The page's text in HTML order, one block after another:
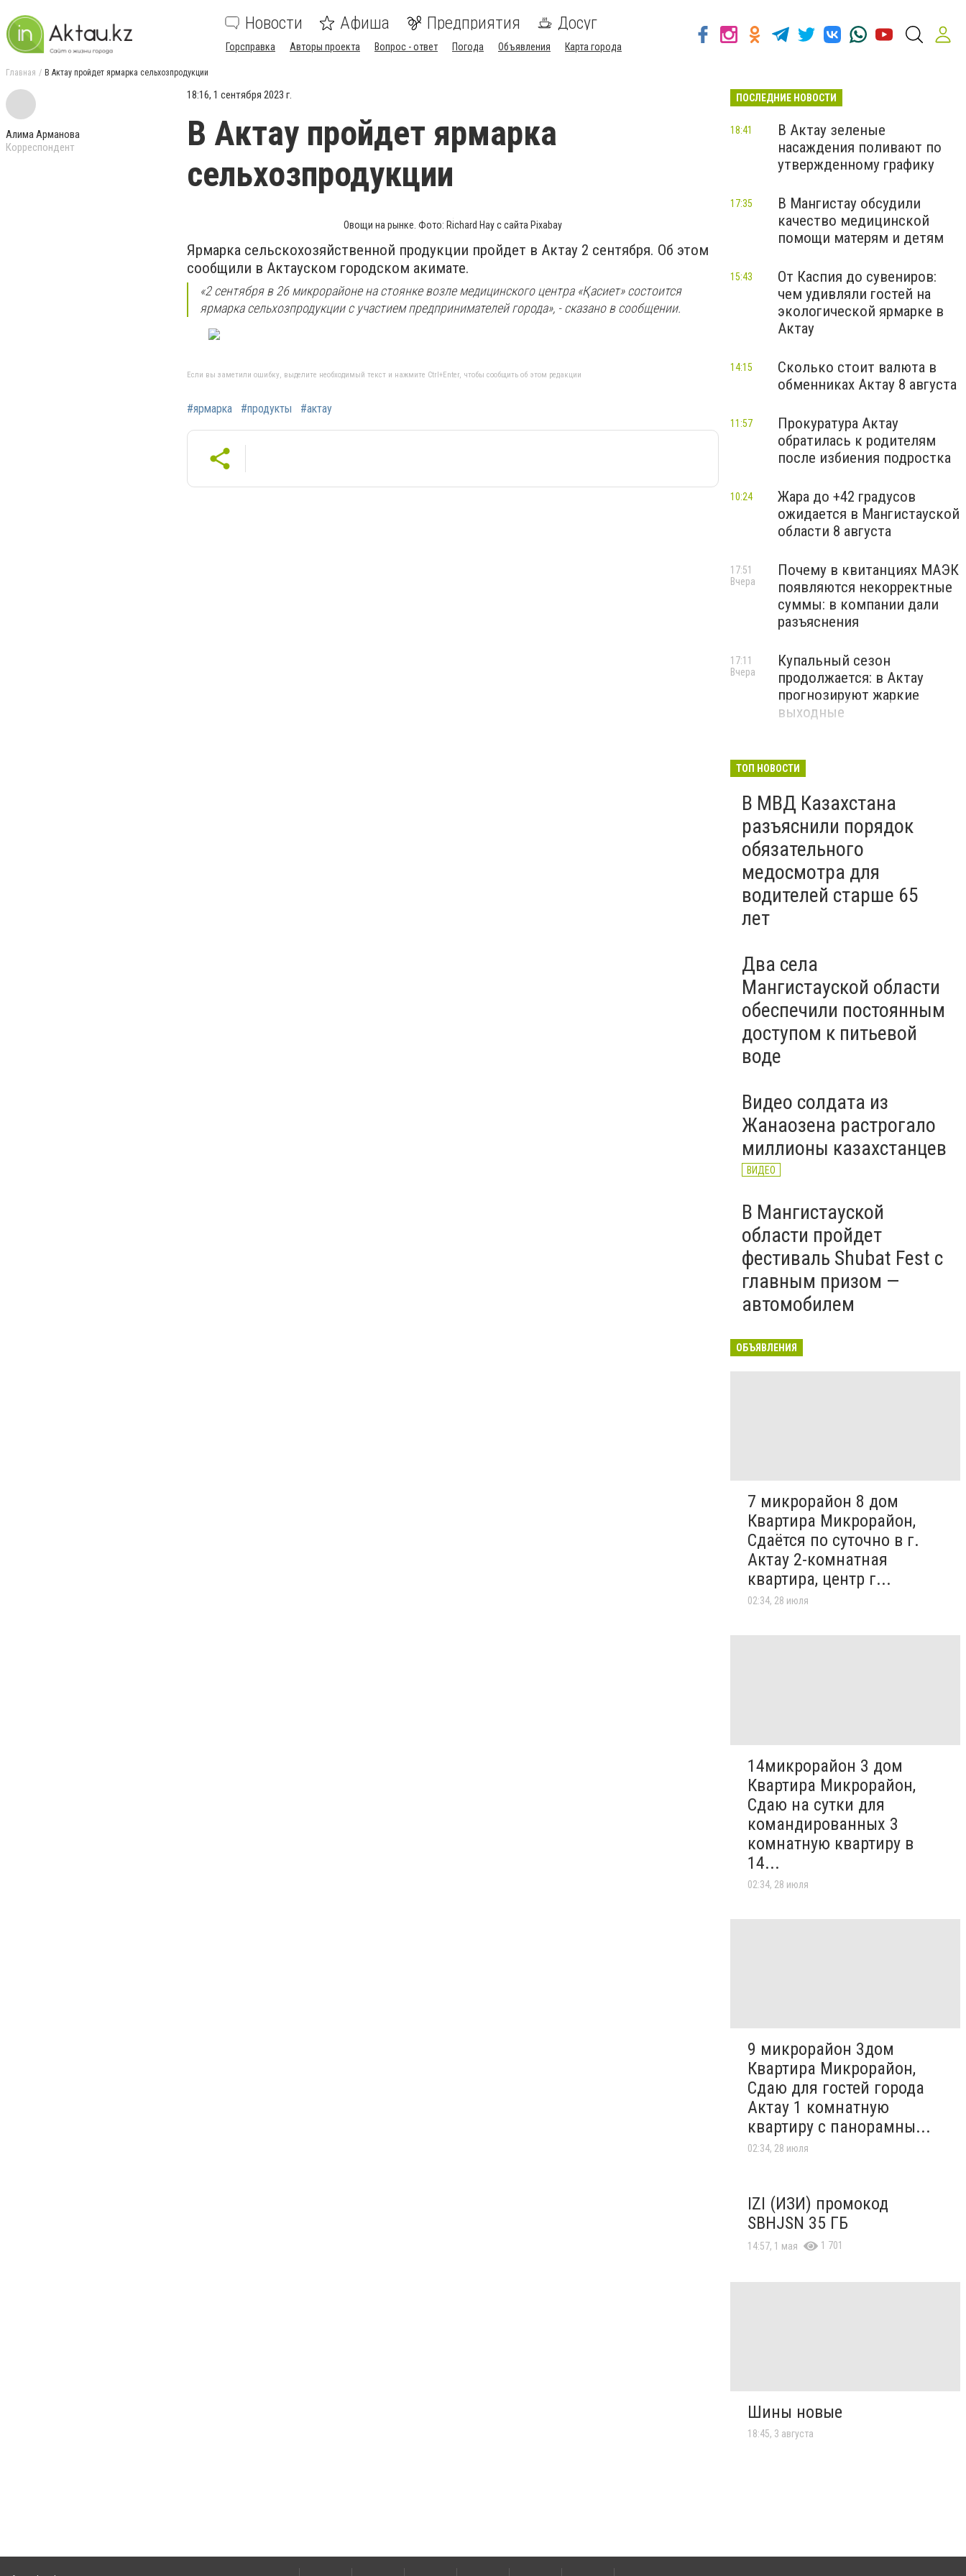
Новости Афиша Предприятия Досуг
Горсправка Авторы проекта Вопрос - ответ Погода Объявления Карта города
Главная В Актау пройдет ярмарка сельхозпродукции
Алима Арманова
Корреспондент
18:16, 1 сентября 2023 г.
В Актау пройдет ярмарка
сельхозпродукции
Овощи на рынке. Фото: Richard Hay с сайта Pixabay
Ярмарка сельскохозяйственной продукции пройдет в Актау 2 сентября. Об этом
сообщили в Актауском городском акимате.
«2 сентября в 26 микрорайоне на стоянке возле медицинского центра «Қасиет» состоится
ярмарка сельхозпродукции с участием предпринимателей города», - сказано в сообщении.
Если вы заметили ошибку, выделите необходимый текст и нажмите Ctrl+Enter, чтобы сообщить об этом редакции
#ярмарка #продукты #актау
ПОСЛЕДНИЕ НОВОСТИ
В Актау зеленые
насаждения поливают по
утвержденному графику
18:41
В Мангистау обсудили
качество медицинской
помощи матерям и детям
17:35
От Каспия до сувениров:
чем удивляли гостей на
экологической ярмарке в
Актау
15:43
Сколько стоит валюта в
обменниках Актау 8 августа
14:15
Прокуратура Актау
обратилась к родителям
после избиения подростка
11:57
Жара до +42 градусов
ожидается в Мангистауской
области 8 августа
10:24
Почему в квитанциях МАЭК
появляются некорректные
суммы: в компании дали
разъяснения
17:51
Вчера
Купальный сезон
продолжается: в Актау
прогнозируют жаркие
выходные
17:11
Вчера
ТОП НОВОСТИ
В МВД Казахстана
разъяснили порядок
обязательного
медосмотра для
водителей старше 65
лет
Два села
Мангистауской области
обеспечили постоянным
доступом к питьевой
воде
Видео солдата из
Жанаозена растрогало
миллионы казахстанцев
ВИДЕО
В Мангистауской
области пройдет
фестиваль Shubat Fest с
главным призом —
автомобилем
ОБЪЯВЛЕНИЯ
7 микрорайон 8 дом
Квартира Микрорайон,
Сдаётся по суточно в г.
Актау 2-комнатная
квартира, центр г...
02:34, 28 июля
14микрорайон 3 дом
Квартира Микрорайон,
Сдаю на сутки для
командированных 3
комнатную квартиру в
14...
02:34, 28 июля
9 микрорайон 3дом
Квартира Микрорайон,
Сдаю для гостей города
Актау 1 комнатную
квартиру с панорамны...
02:34, 28 июля
IZI (ИЗИ) промокод
SBHJSN 35 ГБ
14:57, 1 мая 1 701
Шины новые
18:45, 3 августа